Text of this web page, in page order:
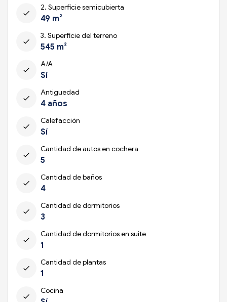
check
2. Superficie semicubierta
49 m²
check
3. Superficie del terreno
545 m²
check
A/A
Sí
check
Antiguedad
4 años
check
Calefacción
Sí
check
Cantidad de autos en cochera
5
check
Cantidad de baños
4
check
Cantidad de dormitorios
3
check
Cantidad de dormitorios en suite
1
check
Cantidad de plantas
1
check
Cocina